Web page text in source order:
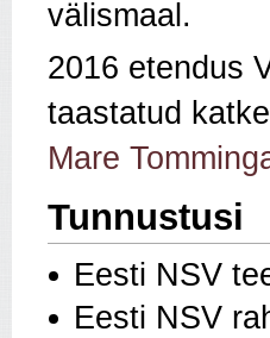
välismaal.
2016 etendus
taastatud
Mare
Tunnustusi
Eesti NSV
Eesti NSV